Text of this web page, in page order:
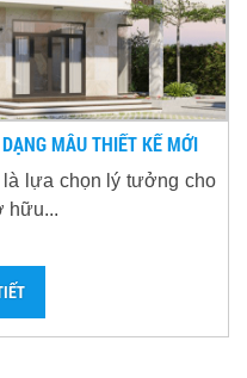
MẪU THIẾT KẾ MỚI
là lựa chọn lý tưởng cho
hữu...